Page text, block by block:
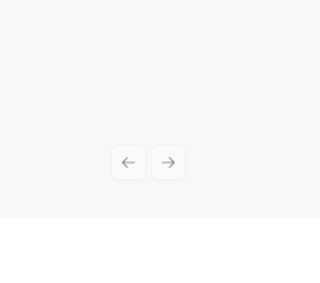
Previous slide
Next slide